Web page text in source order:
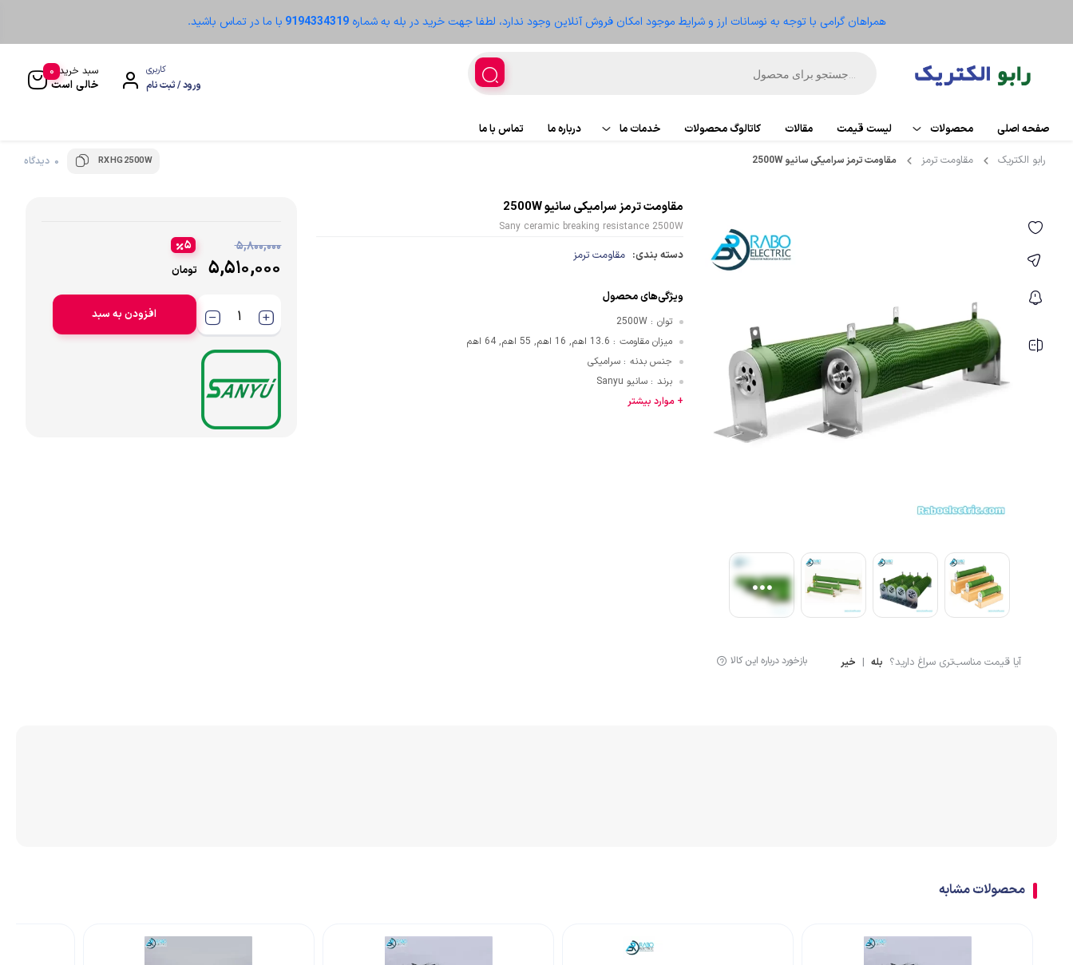
همراهان گرامی با توجه به نوسانات ارز و شرایط موجود امکان فروش آنلاین وجود ندارد، لطفا جهت خرید در بله به شماره9194334319 با ما در تماس باشید.
کاربری
ورود / ثبت نام
سبد خرید
خالی است
0
صفحه اصلی محصولات
اتوماسیون
ریموت IO
سنسور
سنسور القایی
سنسور خازنی
تجهیزات کنترلر
لوازم اندازه گیری
لیمیت سوئیچ
انکودر
کوپلینگ
لیست قیمت مقالات کاتالوگ محصولات خدمات ما
تعمیر تجهیزات
درباره ما
تماس با ما
رابو الکتریک
مقاومت ترمز مقاومت ترمز سرامیکی سانیو 2500W RXHG2500W 0 دیدگاه
آیا قیمت مناسب‌تری سراغ دارید؟ بله | خیر بازخورد درباره این کالا
مقاومت ترمز سرامیکی سانیو 2500W
Sany ceramic breaking resistance 2500W
دسته بندی: مقاومت ترمز
ویژگی‌های محصول
توان :
2500W
میزان مقاومت : 13.6 اهم, 16 اهم, 55 اهم, 64 اهم
جنس بدنه : سرامیکی
برند : سانیو Sanyu
+ موارد بیشتر
۵,۸۰۰,۰۰۰
۵,۵۱۰,۰۰۰ تومان
۵
افزودن به سبد
محصولات مشابه